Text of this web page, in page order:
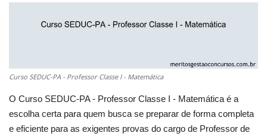
Curso SEDUC-PA - Professor Classe I - Matemática
O Curso SEDUC-PA - Professor Classe I - Matemática é a
escolha certa para quem busca se preparar de forma completa
e eficiente para as exigentes provas do cargo de Professor de